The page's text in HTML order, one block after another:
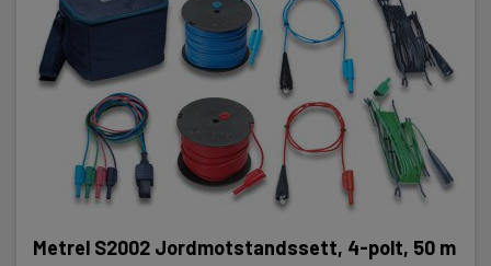
Metrel S2002 Jordmotstandssett, 4-polt, 50 m